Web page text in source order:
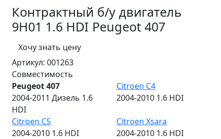
Контрактный б/у двигатель
9H01 1.6 HDI Peugeot 407
Хочу знать цену
Артикул: 001263
Совместимость
Peugeot 407
2004-2011 Дизель 1.6
HDI
Citroen C4
2004-2010 1.6 HDI
Citroen C5
2004-2010 1.6 HDI
Citroen Xsara
2004-2010 1.6 HDI